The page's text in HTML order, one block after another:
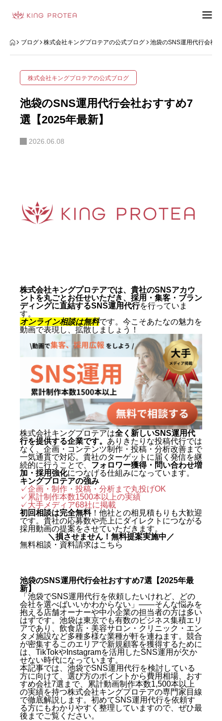
会社概要
利用規約
お問い合わせフォーム
ブログ
ブログ 株式会社キングプロテアの公式ブログ 池袋のSNS運用代行会社
株式会社キングプロテアの公式ブログ
池袋のSNS運用代行会社おすすめ7
選【2025年最新】
2026.06.08
株式会社キングプロテアでは、貴社のSNSアカウ
ントを丸ごとお任せいただき、採用・集客・ブラン
ディングに直結するSNS運用代行を行っていま
す。
オンライン相談は無料です。今こそあたなの魅力を
動画で表現し、拡散しましょう！
株式会社キングプロテアは全く新しいSNS運用代
行を提供する企業です。 ありきたりな投稿代行では
なく、企画・コンテンツ制作・投稿・分析改善まで
一気通貫で対応。貴社のターゲットに届く発信を継
続的に行うことで、 フォロワー獲得・問い合わせ増
加・採用強化につなげる仕組みになっています。
キングプロテアの強み
✓企画・制作・投稿・分析まで丸投げOK
✓累計制作本数1500本以上の実績
✓大手メディア68社に掲載
初回相談は完全無料！他社との相見積もりも大歓迎
です。貴社の応募数や売上にダイレクトにつながる
採用動画の提案をさせていただきます。
＼損させません！無料提案実施中／
無料相談・資料請求はこちら
池袋のSNS運用代行会社おすすめ7選【2025年最
新】
「池袋でSNS運用代行を依頼したいけれど、どの
会社を選べばいいかわからない」——そんな悩みを
抱える店舗オーナーや中小企業の担当者の方は多い
はずです。池袋は東京でも有数のビジネス集積エリ
アであり、飲食店・美容サロン・クリニック・エン
タメ施設など多種多様な業種が軒を連ねます。競合
が密集するこのエリアで新規顧客を獲得するために
は、TikTokやInstagramを活用したSNS運用が欠か
せない時代になっています。
本記事では、池袋でSNS運用代行を検討している
方に向けて、選び方のポイントから費用相場、おす
すめ会社7選まで、累計動画制作本数1,500本以上
の実績を持つ株式会社キングプロテアの専門家目線
で徹底解説します。初めてSNS運用代行を依頼す
る方にもわかりやすく整理していますので、ぜひ最
後までご覧ください。